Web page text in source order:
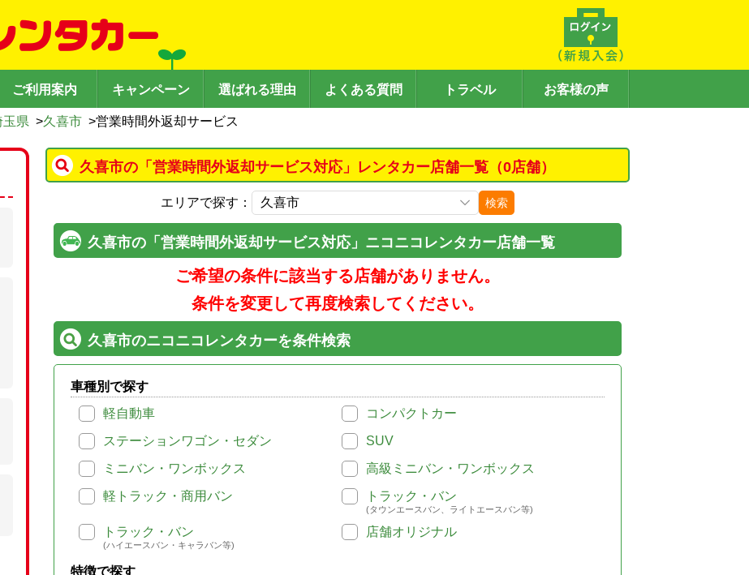
ご利用案内 キャンペーン 選ばれる理由 よくある質問 トラベル お客様の声
玉県 >久喜市 >営業時間外返却サービス
久喜市の「営業時間外返却サービス対応」レンタカー店舗一覧（0店舗）
エリアで探す： 検索
久喜市の「営業時間外返却サービス対応」ニコニコレンタカー店舗一覧
ご希望の条件に該当する店舗がありません。
条件を変更して再度検索してください。
久喜市のニコニコレンタカーを条件検索
車種別で探す
軽自動車
コンパクトカー
ステーションワゴン・セダン
SUV
ミニバン・ワンボックス
高級ミニバン・ワンボックス
軽トラック・商用バン
トラック・バン
(タウンエースバン、ライトエースバン等)
トラック・バン
(ハイエースバン・キャラバン等)
店舗オリジナル
特徴で探す